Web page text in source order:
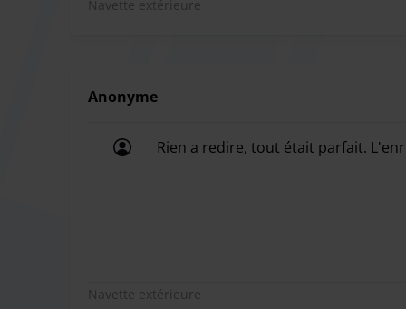
Navette extérieure
Anonyme
Rien a redire, tout était parfait.
Navette extérieure